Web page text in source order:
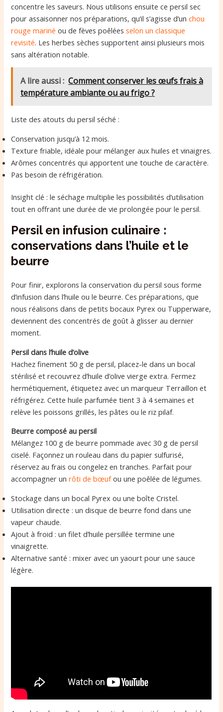
concentre les saveurs. Nous utilisons ensuite ce persil sec
pour assaisonner nos préparations, qu’il s’agisse d’unchou
rouge mariné ou de fèves poêléesselon un classique
revisité. Les herbes sèches supportent ainsi plusieurs mois
sans altération notable.
A lire aussi : Comment conserver les œufs frais à
température ambiante ou au frigo ?
Liste des atouts du persil séché :
Conservation jusqu’à 12 mois.
Texture friable, idéale pour mélanger aux huiles et vinaigres.
Arômes concentrés qui apportent une touche de caractère.
Pas besoin de réfrigération.
Insight clé : le séchage multiplie les possibilités d’utilisation
tout en offrant une durée de vie prolongée pour le persil.
Persil en infusion culinaire :
conservations dans l’huile et le
beurre
Pour finir, explorons la conservation du persil sous forme
d’infusion dans l’huile ou le beurre. Ces préparations, que
nous réalisons dans de petits bocaux Pyrex ou Tupperware,
deviennent des concentrés de goût à glisser au dernier
moment.
Persil dans l’huile d’olive
Hachez finement 50 g de persil, placez-le dans un bocal
stérilisé et recouvrez d’huile d’olive vierge extra. Fermez
hermétiquement, étiquetez avec un marqueur Terraillon et
réfrigérez. Cette huile parfumée tient 3 à 4 semaines et
relève les poissons grillés, les pâtes ou le riz pilaf.
Beurre composé au persil
Mélangez 100 g de beurre pommade avec 30 g de persil
ciselé. Façonnez un rouleau dans du papier sulfurisé,
réservez au frais ou congelez en tranches. Parfait pour
accompagner unrôti de bœufou une poêlée de légumes.
Stockage dans un bocal Pyrex ou une boîte Cristel.
Utilisation directe : un disque de beurre fond dans une
vapeur chaude.
Ajout à froid : un filet d’huile persillée termine une
vinaigrette.
Alternative santé : mixer avec un yaourt pour une sauce
légère.